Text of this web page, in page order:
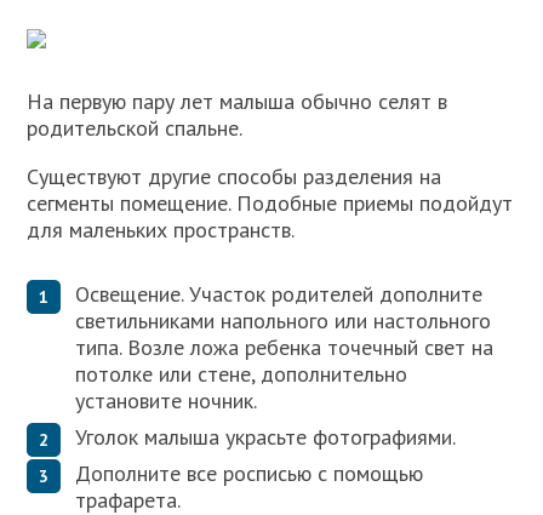
На первую пару лет малыша обычно селят в
родительской спальне.
Существуют другие способы разделения на
сегменты помещение. Подобные приемы подойдут
для маленьких пространств.
Освещение. Участок родителей дополните
светильниками напольного или настольного
типа. Возле ложа ребенка точечный свет на
потолке или стене, дополнительно
установите ночник.
Уголок малыша украсьте фотографиями.
Дополните все росписью с помощью
трафарета.